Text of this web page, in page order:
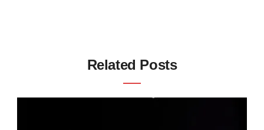
Related Posts